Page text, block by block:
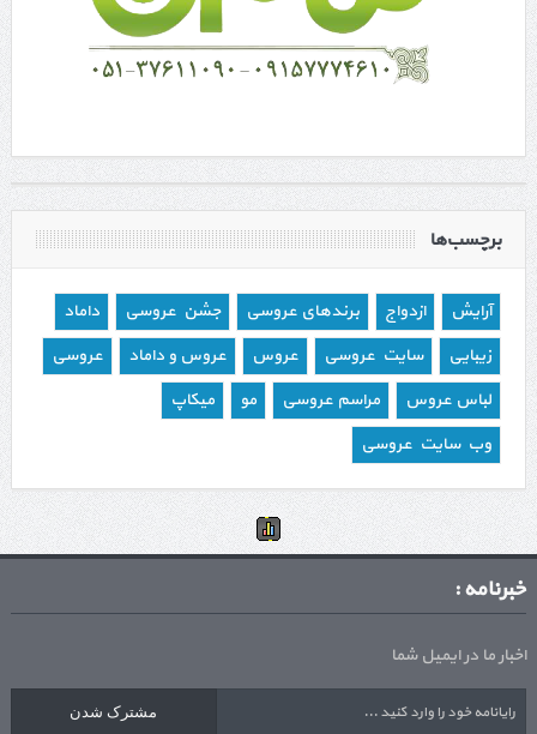
برچسب‌ها
آرایش ازدواج برندهای عروسی جشن عروسی
داماد
زیبایی
سایت عروسی عروس عروس و داماد
عروسی
لباس عروس
مراسم عروسی مو
میکاپ
وب سایت عروسی
خبرنامه :
اخبار ما در ایمیل شما
مشترک شدن